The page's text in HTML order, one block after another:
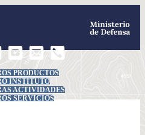
PRODUCTOS
INSTITUTO
ACTIVIDADES
SERVICIOS